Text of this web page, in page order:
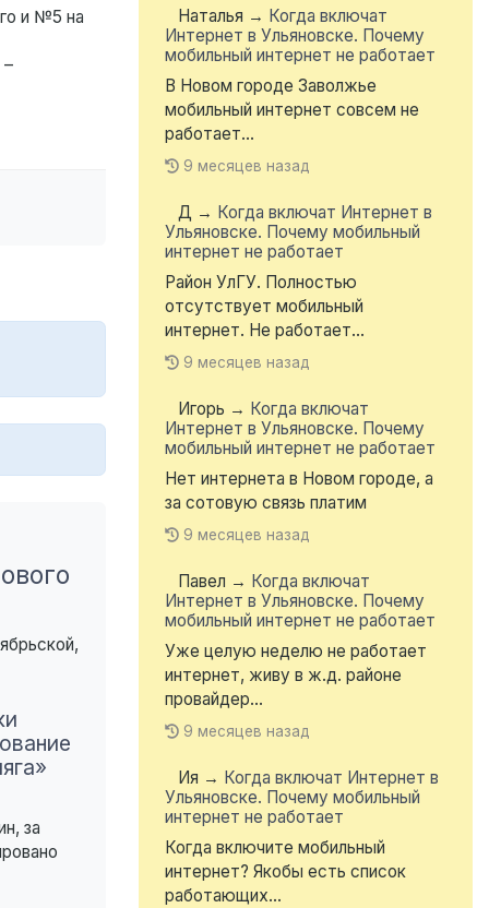
и №5 на
–
за
Наталья → Когда включат
Интернет в Ульяновске. Почему
мобильный интернет не работает
В Новом городе Заволжье
мобильный интернет совсем не
работает...
9 месяцев назад
Д → Когда включат Интернет в
Ульяновске. Почему мобильный
интернет не работает
Район УлГУ. Полностью
отсутствует мобильный
интернет. Не работает...
9 месяцев назад
Игорь → Когда включат
Интернет в Ульяновске. Почему
мобильный интернет не работает
Нет интернета в Новом городе, а
за сотовую связь платим
9 месяцев назад
Павел → Когда включат
Интернет в Ульяновске. Почему
мобильный интернет не работает
Уже целую неделю не работает
интернет, живу в ж.д. районе
провайдер...
9 месяцев назад
Ия → Когда включат Интернет в
Ульяновске. Почему мобильный
интернет не работает
Когда включите мобильный
интернет? Якобы есть список
работающих...